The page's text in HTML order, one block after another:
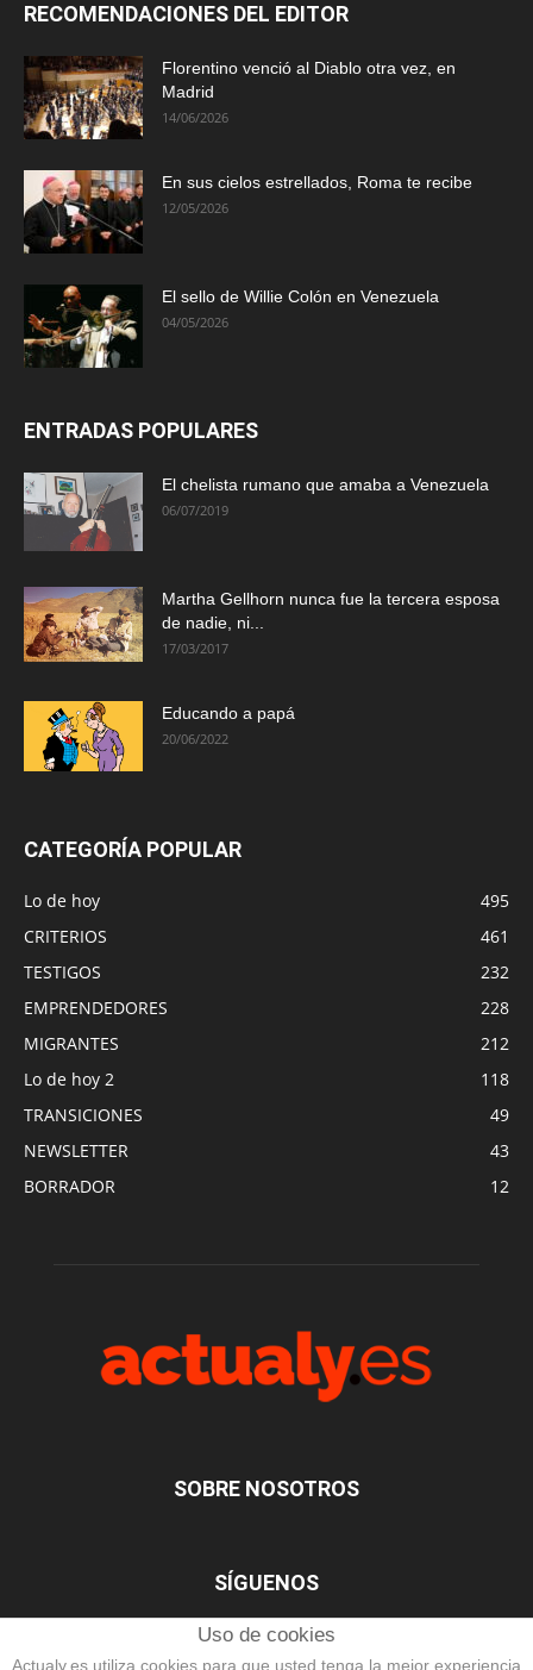
RECOMENDACIONES DEL EDITOR
Florentino venció al Diablo otra vez, en
Madrid
14/06/2026
En sus cielos estrellados, Roma te recibe
12/05/2026
El sello de Willie Colón en Venezuela
04/05/2026
ENTRADAS POPULARES
El chelista rumano que amaba a Venezuela
06/07/2019
Martha Gellhorn nunca fue la tercera esposa
de nadie, ni...
17/03/2017
Educando a papá
20/06/2022
CATEGORÍA POPULAR
Lo de hoy
495
CRITERIOS
461
TESTIGOS
232
EMPRENDEDORES
228
MIGRANTES
212
Lo de hoy 2
118
TRANSICIONES
49
NEWSLETTER
43
BORRADOR
12
SOBRE NOSOTROS
SÍGUENOS
Uso de cookies
Actualy.es utiliza cookies para que usted tenga la mejor experiencia